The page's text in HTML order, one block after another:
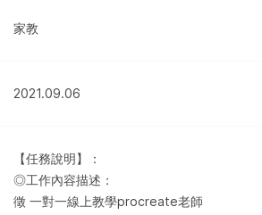
家教
2021.09.06
【任務說明】：​
◎工作內容描述：​
徵 一對一線上教學procreate老師